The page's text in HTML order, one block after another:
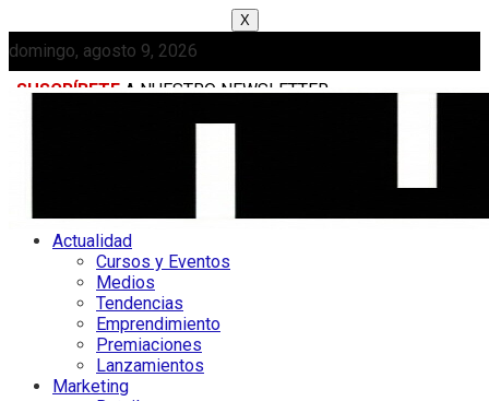
X
domingo, agosto 9, 2026
SUSCRÍBETE A NUESTRO NEWSLETTER
Actualidad
Cursos y Eventos
Medios
Tendencias
Emprendimiento
Premiaciones
Lanzamientos
Marketing